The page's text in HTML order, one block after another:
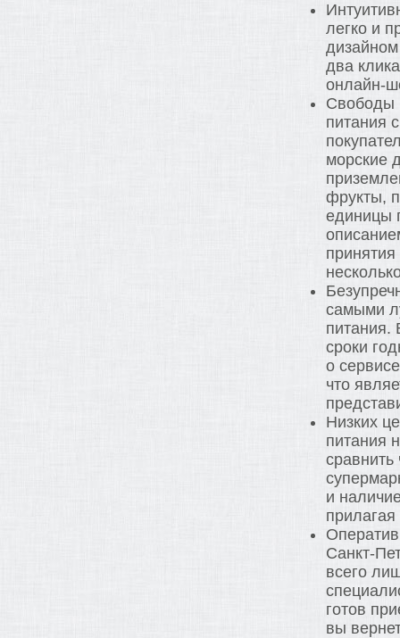
легко и
два
онлайн-
Свободы
питания
морские
фрукты,
единицы
самыми
питания.
сроки
о
что
Низких
питания
и
прилагая
Санкт-
всего
готов
вы